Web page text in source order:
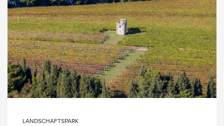
LANDSCHAFTSPARK